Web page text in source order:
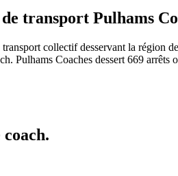
transport Pulhams
transport collectif desservant la
Pulhams Coaches dessert 669